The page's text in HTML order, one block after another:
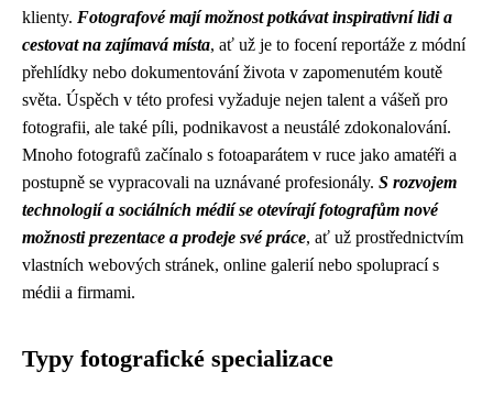
klienty. Fotografové mají možnost potkávat inspirativní lidi a
cestovat na zajímavá místa, ať už je to focení reportáže z módní
přehlídky nebo dokumentování života v zapomenutém koutě
světa. Úspěch v této profesi vyžaduje nejen talent a vášeň pro
fotografii, ale také píli, podnikavost a neustálé zdokonalování.
Mnoho fotografů začínalo s fotoaparátem v ruce jako amatéři a
postupně se vypracovali na uznávané profesionály. S rozvojem
technologií a sociálních médií se otevírají fotografům nové
možnosti prezentace a prodeje své práce, ať už prostřednictvím
vlastních webových stránek, online galerií nebo spoluprací s
médii a firmami.
Typy fotografické specializace